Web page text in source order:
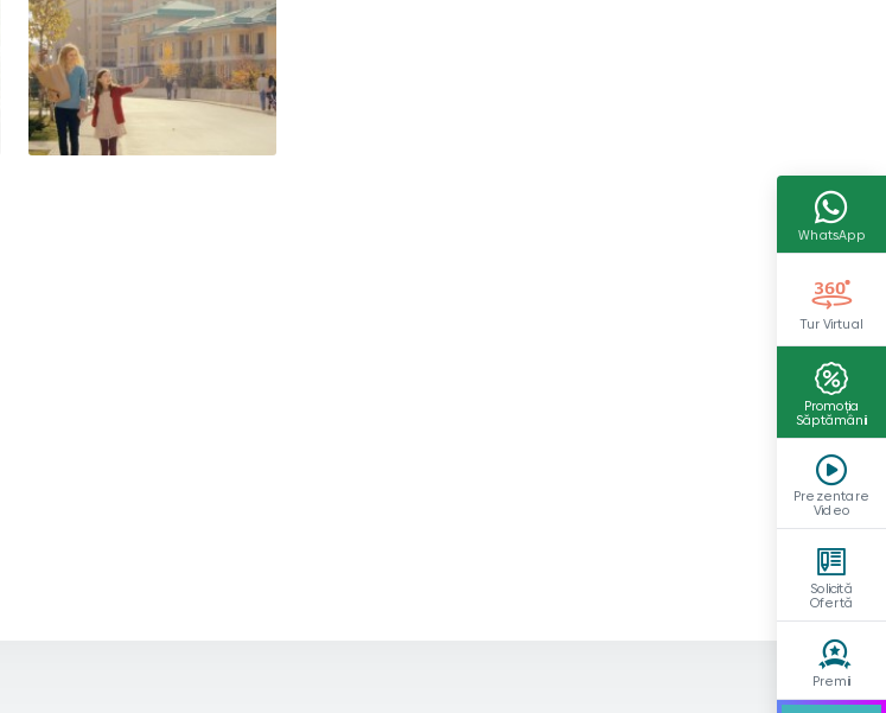
WhatsApp
Tur Virtual
Promoția
Săptămânii
Prezentare
Video
Solicită
Ofertă
Premii